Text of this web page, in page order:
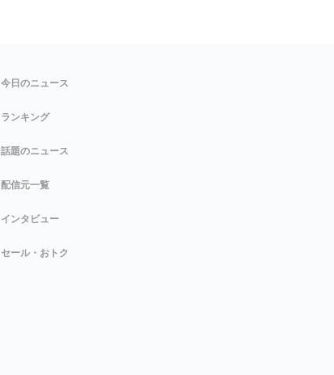
今日のニュース
ランキング
話題のニュース
配信元一覧
インタビュー
セール・おトク